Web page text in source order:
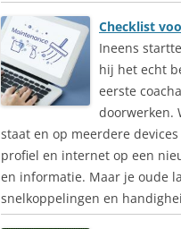
Checklist
Ineens
hij het echt
eerste
doorwerken.
staat en op meerdere
profiel en internet op een
en informatie. Maar je oude
snelkoppelingen en